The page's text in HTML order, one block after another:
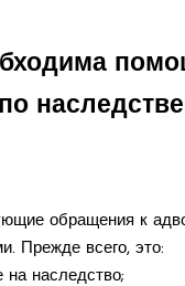
обращения к
Прежде всего, это:
на наследство;